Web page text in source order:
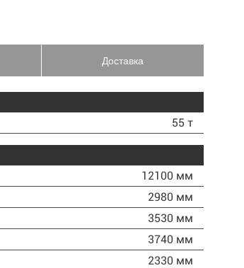
Доставка
55 т
12100 мм
2980 мм
3530 мм
3740 мм
2330 мм